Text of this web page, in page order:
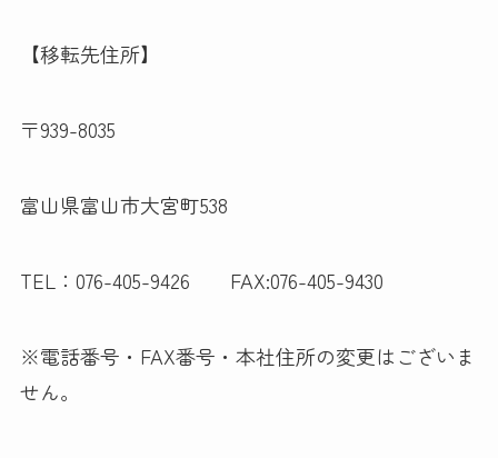
【移転先住所】
〒939-8035
富山県富山市大宮町538
TEL：076-405-9426 FAX:076-405-9430
※電話番号・FAX番号・本社住所の変更はございま
せん。